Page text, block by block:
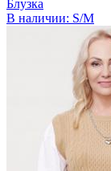
Блузка
В наличии: S/M